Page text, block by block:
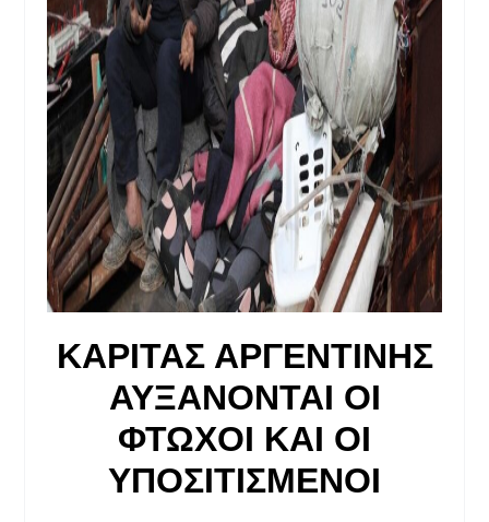
ΚΑΡΙΤΑΣ ΑΡΓΕΝΤΙΝΗΣ
ΑΥΞΑΝΟΝΤΑΙ ΟΙ
ΦΤΩΧΟΙ ΚΑΙ ΟΙ
ΥΠΟΣΙΤΙΣΜΕΝΟΙ